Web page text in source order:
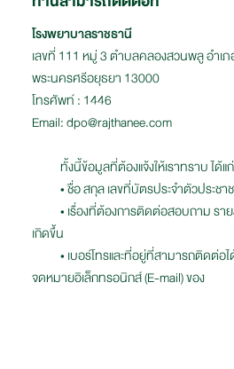
โรงพยาบาลราชธานี
เลขที่ 111 หมู่ 3 ตำบลคลองสวนพลู อำเ
พระนครศรีอยุธยา 13000
โทรศัพท์ : 1446
Email: dpo@rajthanee.com
ทั้งนี้ข้อมูลที่ต้องแจ้งให้เราทราบ ได้แก่
• ชื่อ สกุล เลขที่บัตรประจำตัวประชา
• เรื่องที่ต้องการติดต่อสอบถาม ราย
เกิดขึ้น
• เบอร์โทรและที่อยู่ที่สามารถติดต่อไ
จดหมายอิเล็กทรอนิกส์ (E-mail) ของ